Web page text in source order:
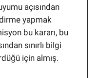
açısından
yapmak
bu kararı, bu
sınırlı bilgi
için almış.